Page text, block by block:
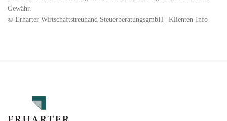
Gewähr.
© Erharter Wirtschaftstreuhand SteuerberatungsgmbH | Klienten-Info